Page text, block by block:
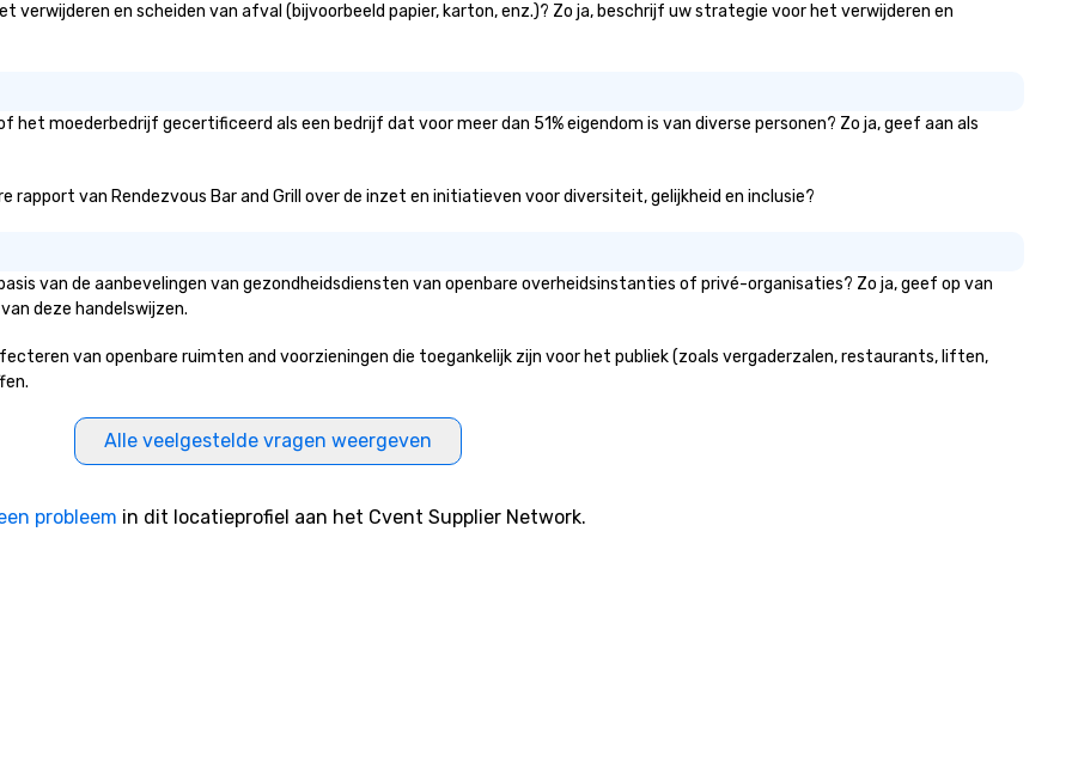
verwijderen en scheiden van afval (bijvoorbeeld papier, karton, enz.)? Zo ja, beschrijf uw strategie voor het verwijderen en
het moederbedrijf gecertificeerd als een bedrijf dat voor meer dan 51% eigendom is van diverse personen? Zo ja, geef aan als
rapport van Rendezvous Bar and Grill over de inzet en initiatieven voor diversiteit, gelijkheid en inclusie?
van de aanbevelingen van gezondheidsdiensten van openbare overheidsinstanties of privé-organisaties? Zo ja, geef op van
deze handelswijzen.
van openbare ruimten and voorzieningen die toegankelijk zijn voor het publiek (zoals vergaderzalen, restaurants, liften,
Alle veelgestelde vragen weergeven
probleem in dit locatieprofiel aan het Cvent Supplier Network.